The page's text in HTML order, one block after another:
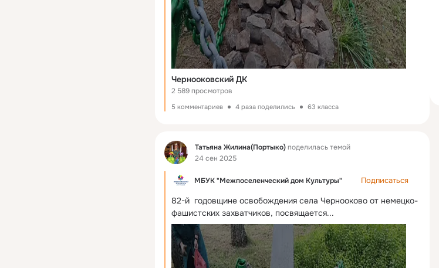
Чернооковский ДК
2 589 просмотров
5 комментариев 4 раза поделились 63 класса
Фид Татьяна Жилина(Портыко)поделилась темой
24 сен 2025
МБУК "Межпоселенческий дом Культуры" Подписаться
82-й  годовщине освобождения села Чернооково от немецко-
фашистских захватчиков, посвящается...